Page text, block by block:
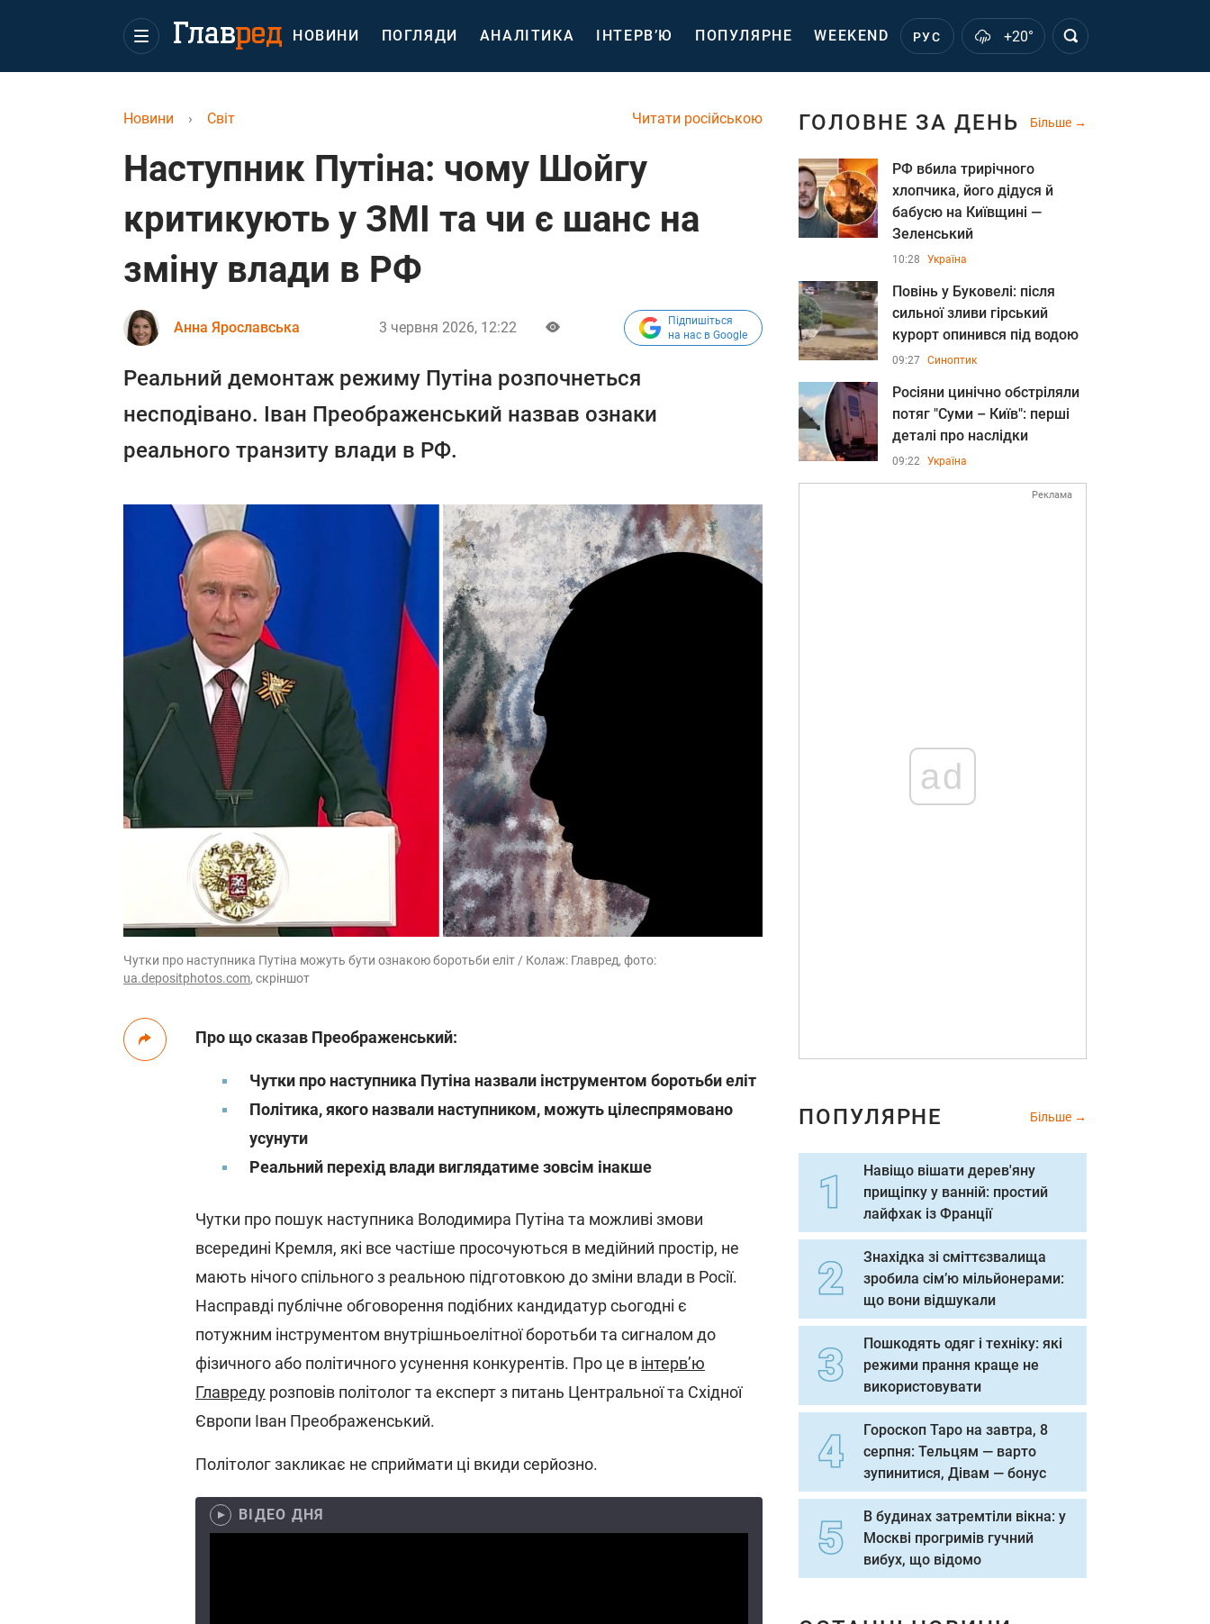
НОВИНИ ПОГЛЯДИ АНАЛІТИКА ІНТЕРВ’Ю ПОПУЛЯРНЕ WEEKEND РУС +20°
Читати російською
Новини › Світ
Наступник Путіна: чому Шойгу
критикують у ЗМІ та чи є шанс на
зміну влади в РФ
Анна Ярославська 3 червня 2026, 12:22
Підпишіться
на нас в Google
Реальний демонтаж режиму Путіна розпочнеться
несподівано. Іван Преображенський назвав ознаки
реального транзиту влади в РФ.
Чутки про наступника Путіна можуть бути ознакою боротьби еліт / Колаж: Главред, фото:
ua.depositphotos.com, скріншот
Про що сказав Преображенський:
Чутки про наступника Путіна назвали інструментом боротьби еліт
Політика, якого назвали наступником, можуть цілеспрямовано
усунути
Реальний перехід влади виглядатиме зовсім інакше
Чутки про пошук наступника Володимира Путіна та можливі змови
всередині Кремля, які все частіше просочуються в медійний простір, не
мають нічого спільного з реальною підготовкою до зміни влади в Росії.
Насправді публічне обговорення подібних кандидатур сьогодні є
потужним інструментом внутрішньоелітної боротьби та сигналом до
фізичного або політичного усунення конкурентів. Про це в інтерв’ю
Главреду розповів політолог та експерт з питань Центральної та Східної
Європи Іван Преображенський.
Політолог закликає не сприймати ці вкиди серйозно.
ВІДЕО ДНЯ
ГОЛОВНЕ ЗА ДЕНЬ Більше
РФ вбила трирічного
хлопчика, його дідуся й
бабусю на Київщині —
Зеленський
10:28 Україна
Повінь у Буковелі: після
сильної зливи гірський
курорт опинився під водою
09:27 Синоптик
Росіяни цинічно обстріляли
потяг "Суми – Київ": перші
деталі про наслідки
09:22 Україна
Реклама
ad
ПОПУЛЯРНЕ Більше
Навіщо вішати дерев'яну
прищіпку у ванній: простий
лайфхак із Франції
Знахідка зі сміттєзвалища
зробила сім’ю мільйонерами:
що вони відшукали
Пошкодять одяг і техніку: які
режими прання краще не
використовувати
Гороскоп Таро на завтра, 8
серпня: Тельцям — варто
зупинитися, Дівам — бонус
В будинах затремтіли вікна: у
Москві прогримів гучний
вибух, що відомо